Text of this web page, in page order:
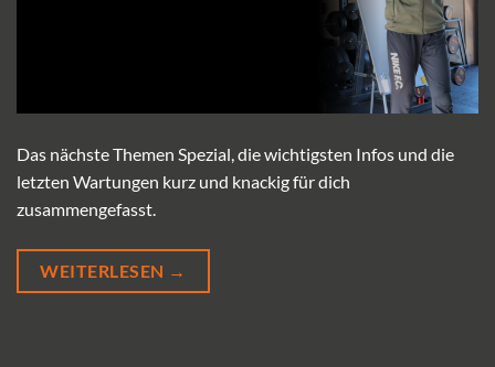
Das nächste Themen Spezial, die wichtigsten Infos und die
letzten Wartungen kurz und knackig für dich
zusammengefasst.
WEITERLESEN →